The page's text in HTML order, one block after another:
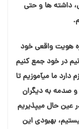
داشته ها و حتی
هویت واقعی خود
در خود جمع کنیم
دارد ما میآموزیم تا
صدمه به دیگران
عین حال میپذیریم
بهبودی این